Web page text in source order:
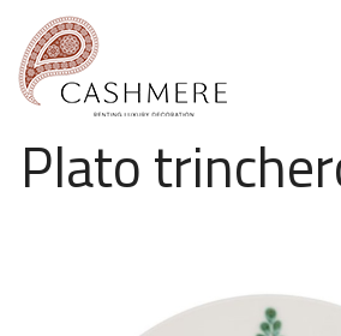
Plato